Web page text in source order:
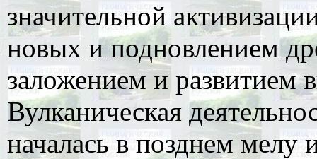
значительной
новых и подновлением
заложением и развитием
Вулканическая
началась в позднем мелу